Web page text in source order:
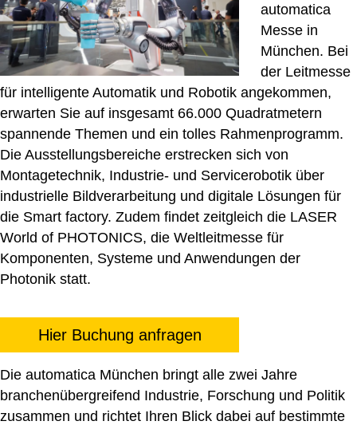
automatica
Messe in
München. Bei
der Leitmesse
für intelligente Automatik und Robotik angekommen,
erwarten Sie auf insgesamt 66.000 Quadratmetern
spannende Themen und ein tolles Rahmenprogramm.
Die Ausstellungsbereiche erstrecken sich von
Montagetechnik, Industrie- und Servicerobotik über
industrielle Bildverarbeitung und digitale Lösungen für
die Smart factory. Zudem findet zeitgleich die LASER
World of PHOTONICS, die Weltleitmesse für
Komponenten, Systeme und Anwendungen der
Photonik statt.
Hier Buchung anfragen
Die automatica München bringt alle zwei Jahre
branchenübergreifend Industrie, Forschung und Politik
zusammen und richtet Ihren Blick dabei auf bestimmte